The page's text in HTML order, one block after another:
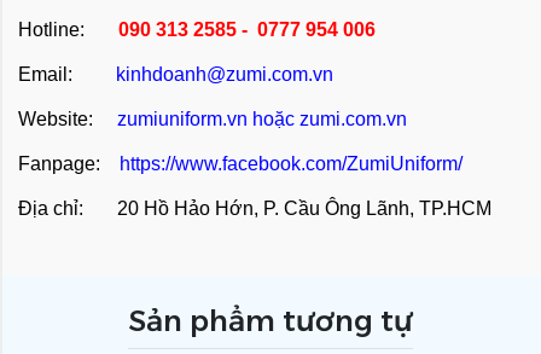
Hotline: 090 313 2585 - 0777 954 006
Email: kinhdoanh@zumi.com.vn
Website: zumiuniform.vn hoặc zumi.com.vn
Fanpage: https://www.facebook.com/ZumiUniform/
Địa chỉ: 20 Hồ Hảo Hớn, P. Cầu Ông Lãnh, TP.HCM
Sản phẩm tương tự